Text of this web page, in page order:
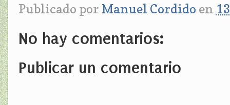
Publicado por Manuel Cordido en
No hay comentarios:
Publicar un comentario